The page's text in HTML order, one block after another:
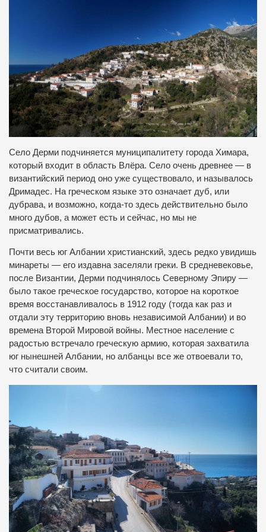
Село Дерми подчиняется муниципалитету города Химара,
который входит в область Влёра. Село очень древнее — в
византийский период оно уже существовало, и называлось
Дримадес. На греческом языке это означает дуб, или
дубрава, и возможно, когда-то здесь действительно было
много дубов, а может есть и сейчас, но мы не
присматривались.
Почти весь юг Албании христианский, здесь редко увидишь
минареты — его издавна заселяли греки. В средневековье,
после Византии, Дерми подчинялось Северному Эпиру —
было такое греческое государство, которое на короткое
время восстанавливалось в 1912 году (тогда как раз и
отдали эту территорию вновь независимой Албании) и во
времена Второй Мировой войны. Местное население с
радостью встречало греческую армию, которая захватила
юг нынешней Албании, но албанцы все же отвоевали то,
что считали своим.